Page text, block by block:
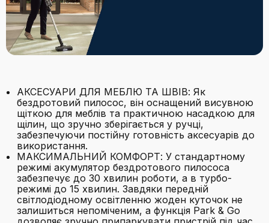
АКСЕСУАРИ ДЛЯ МЕБЛЮ ТА ШВІВ: Як
бездротовий пилосос, він оснащений висувною
щіткою для меблів та практичною насадкою для
щілин, що зручно зберігається у ручці,
забезпечуючи постійну готовність аксесуарів до
використання.
МАКСИМАЛЬНИЙ КОМФОРТ: У стандартному
режимі акумулятор бездротового пилососа
забезпечує до 30 хвилин роботи, а в турбо-
режимі до 15 хвилин. Завдяки передній
світлодіодному освітленню жоден куточок не
залишиться непоміченим, а функція Park & Go